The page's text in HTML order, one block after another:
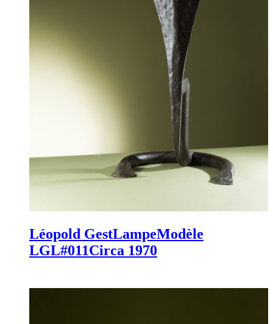
Léopold GestLampeModèle
LGL#011Circa 1970